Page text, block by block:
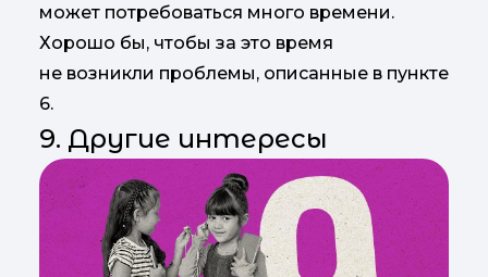
может потребоваться много времени.
Хорошо бы, чтобы за это время
не возникли проблемы, описанные в пункте
6.
9. Другие интересы